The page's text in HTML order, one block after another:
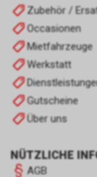
Zubehör /
Occasionen
Mietfahrzeuge
Werkstatt
Gutscheine
Über uns
NÜTZLICHE
AGB